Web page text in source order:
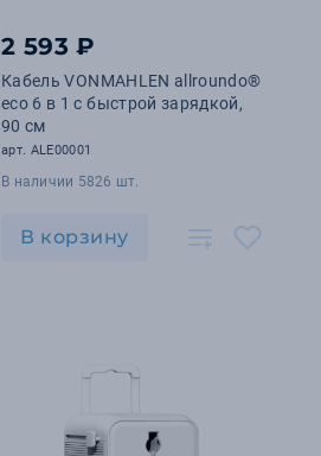
2 593 ₽
Кабель VONMAHLEN allroundo®
eco 6 в 1 с быстрой зарядкой,
90 см
арт. ALE00001
В наличии 5826 шт.
В корзину